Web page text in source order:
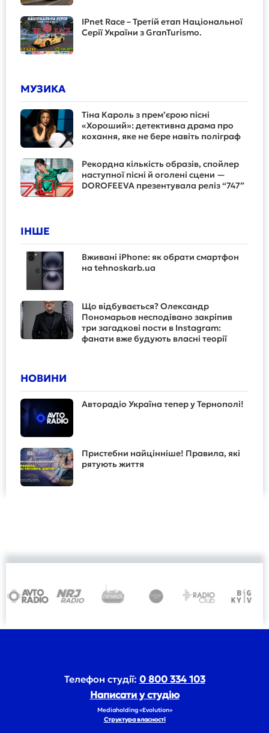
IPnet Race – Третій етап Національної
Серії України з GranTurismo.
МУЗИКА
Тіна Кароль з прем’єрою пісні
«Хороший»: детективна драма про
кохання, яке не бере навіть поліграф
Рекордна кількість образів, спойлер
наступної пісні й оголені сцени —
DOROFEEVA презентувала реліз “747”
ІНШЕ
Вживані iPhone: як обрати смартфон
на tehnoskarb.ua
Що відбувається? Олександр
Пономарьов несподівано закріпив
три загадкові пости в Instagram:
фанати вже будують власні теорії
НОВИНИ
Авторадіо Україна тепер у Тернополі!
Пристебни найцінніше! Правила, які
рятують життя
Телефон студії: 0 800 334 103
Написати у студію
Mediaholding «Evolution»
Структура власності